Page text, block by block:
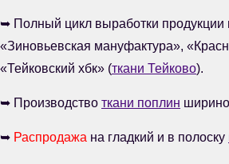
➥ Полный цикл выработки продукции
«Зиновьевская мануфактура»,
«Тейковский хбк» (ткани Тейково).
➥ Производство ткани поплин
➥ Распродажа на гладкий и в полоску